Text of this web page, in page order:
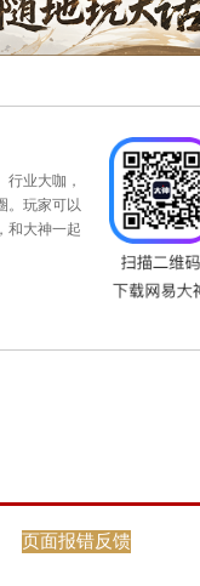
战夏季赛冠军战即
十成状态向顶峰进发！
页面报错反馈